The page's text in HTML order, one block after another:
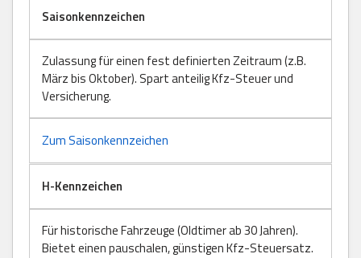
Saisonkennzeichen
Zulassung für einen fest definierten Zeitraum (z.B.
März bis Oktober). Spart anteilig Kfz-Steuer und
Versicherung.
Zum Saisonkennzeichen
H-Kennzeichen
Für historische Fahrzeuge (Oldtimer ab 30 Jahren).
Bietet einen pauschalen, günstigen Kfz-Steuersatz.